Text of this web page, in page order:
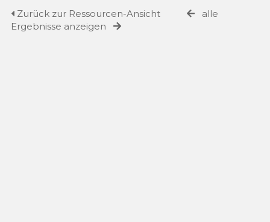
Zurück zur Ressourcen-Ansicht
alle
Ergebnisse anzeigen